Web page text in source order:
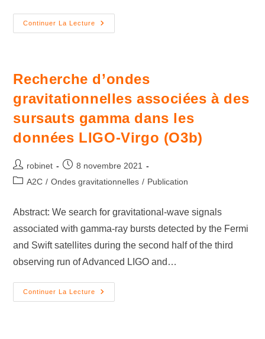
Continuer La Lecture
Recherche d’ondes
gravitationnelles associées à des
sursauts gamma dans les
données LIGO-Virgo (O3b)
robinet
8 novembre 2021
A2C / Ondes gravitationnelles / Publication
Abstract: We search for gravitational-wave signals
associated with gamma-ray bursts detected by the Fermi
and Swift satellites during the second half of the third
observing run of Advanced LIGO and…
Continuer La Lecture